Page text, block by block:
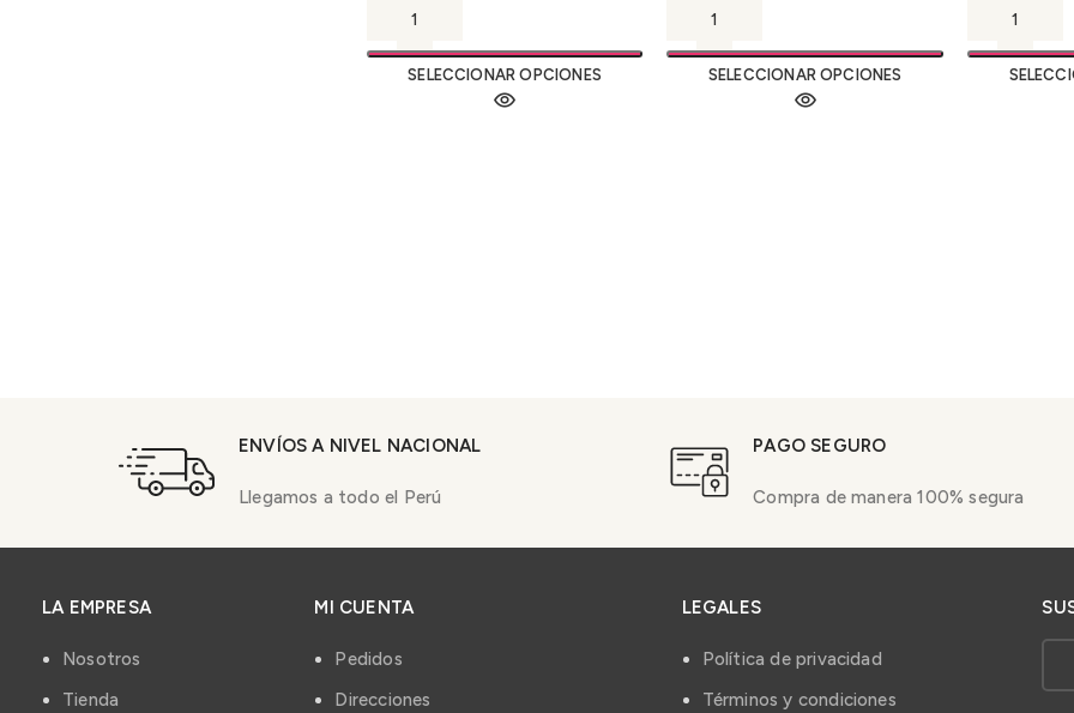
SELECCIONAR OPCIONES SELECCIONAR OPCIONES
ENVÍOS A NIVEL NACIONAL
Llegamos a todo el Perú
PAGO SEGURO
Compra de manera 100% segura
LA EMPRESA
Nosotros
Tienda
MI CUENTA
Pedidos
Direcciones
LEGALES
Política de privacidad
Términos y condiciones